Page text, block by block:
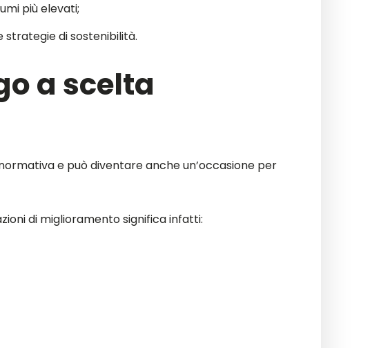
più elevati;
strategie di sostenibilità.
a scelta
e può diventare anche un’occasione per
di miglioramento significa infatti: